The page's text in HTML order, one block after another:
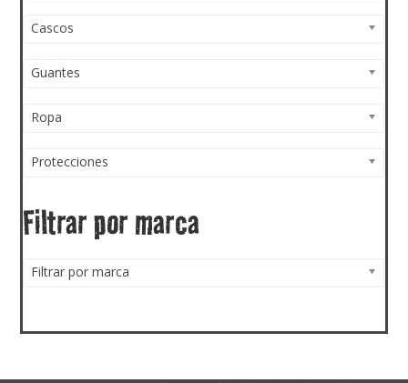
Cascos
Guantes
Ropa
Protecciones
Filtrar por marca
Filtrar por marca